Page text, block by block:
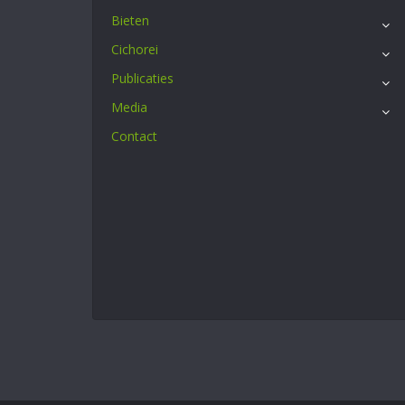
Bieten
Cichorei
Publicaties
Media
Contact